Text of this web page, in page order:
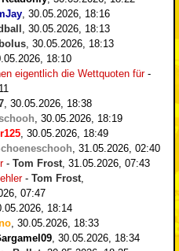
30.05.2026, 18:16
30.05.2026, 18:13
30.05.2026, 18:13
18:10
eigentlich die Wettquoten für-
30.05.2026, 18:38
30.05.2026, 18:19
30.05.2026, 18:49
31.05.2026, 02:40
- Tom Frost 31.05.2026, 07:43
- Tom Frost
07:47
18:14
30.05.2026, 18:33
30.05.2026, 18:34